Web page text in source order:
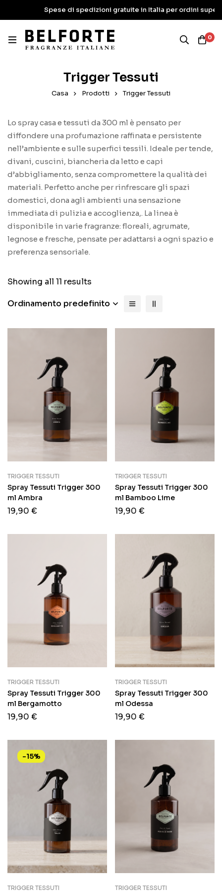
Spese di spedizioni gratuite in Italia per ordini superiori ai 100€
0
Trigger Tessuti
Casa Prodotti Trigger Tessuti
Lo spray casa e tessuti da 300 ml è pensato per
diffondere una profumazione raffinata e persistente
nell’ambiente e sulle superfici tessili. Ideale per tende,
divani, cuscini, biancheria da letto e capi
d’abbigliamento, senza compromettere la qualità dei
materiali. Perfetto anche per rinfrescare gli spazi
domestici, dona agli ambienti una sensazione
immediata di pulizia e accoglienza,. La linea è
disponibile in varie fragranze: floreali, agrumate,
legnose e fresche, pensate per adattarsi a ogni spazio e
preferenza sensoriale.
Showing all 11 results
Ordinamento predefinito
TRIGGER TESSUTI
Spray Tessuti Trigger 300
ml Ambra
19,90 €
TRIGGER TESSUTI
Spray Tessuti Trigger 300
ml Bamboo Lime
19,90 €
TRIGGER TESSUTI
Spray Tessuti Trigger 300
ml Bergamotto
19,90 €
TRIGGER TESSUTI
Spray Tessuti Trigger 300
ml Odessa
19,90 €
-15%
TRIGGER TESSUTI TRIGGER TESSUTI